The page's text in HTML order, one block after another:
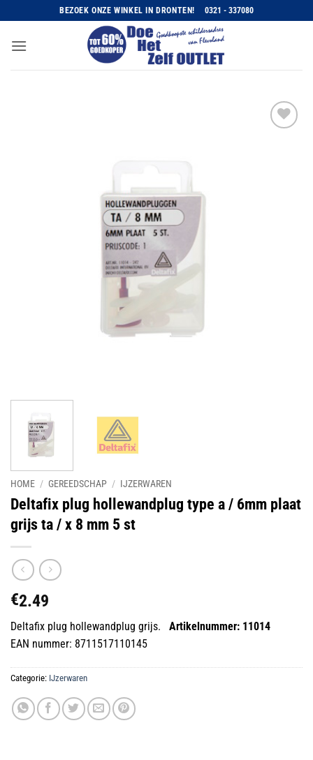
naar
inhoud
BEZOEK ONZE WINKEL IN DRONTEN! 0321 - 337080
HOME / GEREEDSCHAP / IJZERWAREN
Deltafix plug hollewandplug type a / 6mm plaat
grijs ta / x 8 mm 5 st
€2.49
Deltafix plug hollewandplug grijs. Artikelnummer: 11014
EAN nummer: 8711517110145
Categorie: IJzerwaren